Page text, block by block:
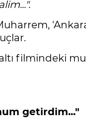
filmindeki
getirdim..."